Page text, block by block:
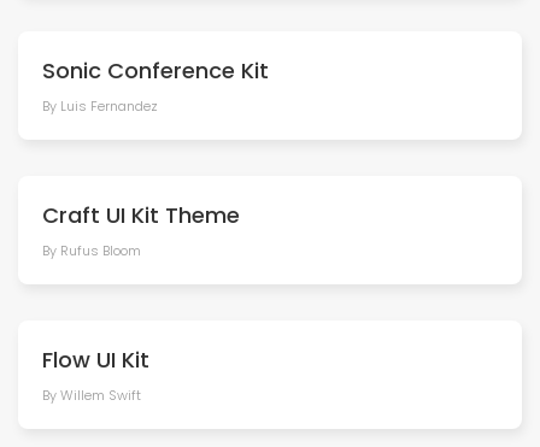
Sonic Conference Kit
By Luis Fernandez
Craft UI Kit Theme
By Rufus Bloom
Flow UI Kit
By Willem Swift